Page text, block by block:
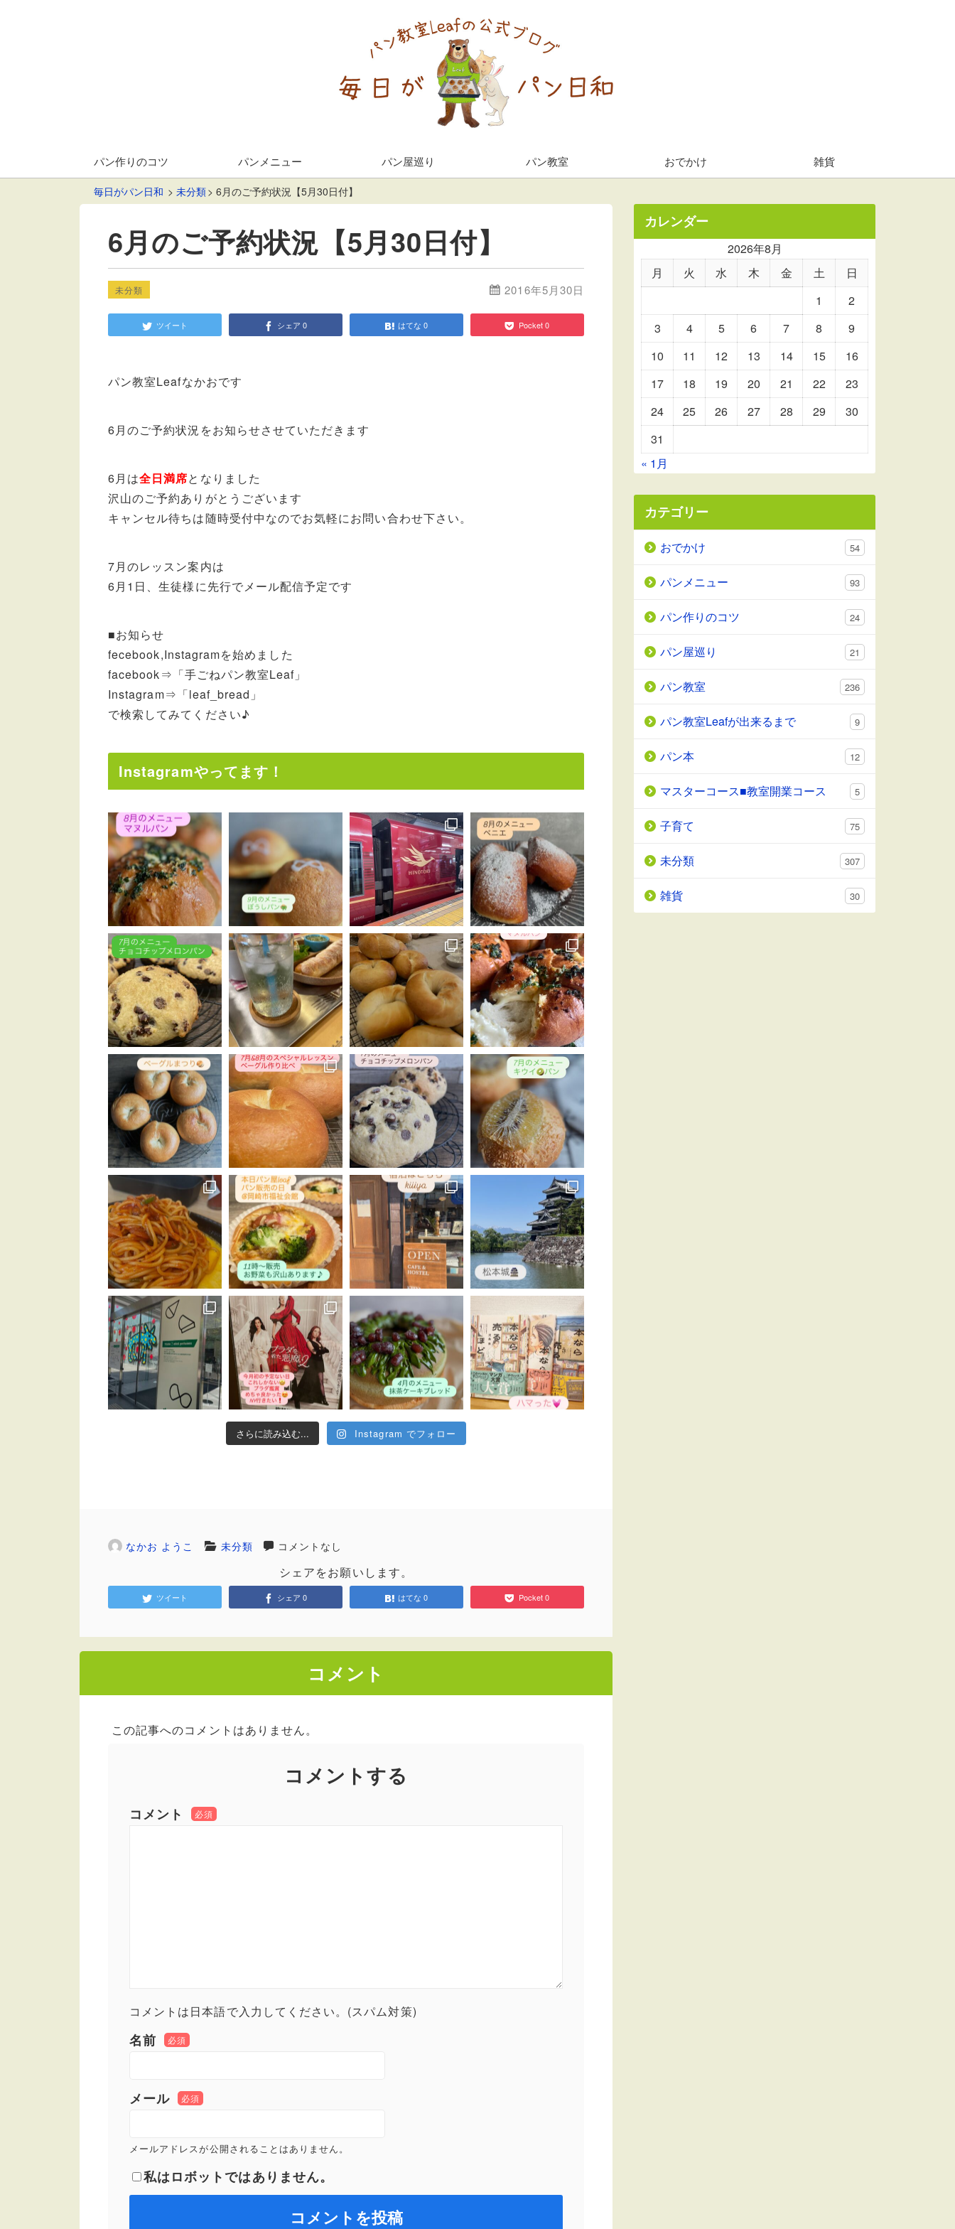
パン作りのコツ パンメニュー パン屋巡り パン教室 おでかけ 雑貨
毎日がパン日和 未分類 6月のご予約状況【5月30日付】
6月のご予約状況【5月30日付】
未分類 2016年5月30日
ツイート シェア 0 はてな 0 Pocket 0
パン教室Leafなかおです
6月のご予約状況をお知らせさせていただきます
6月は全日満席となりました
沢山のご予約ありがとうございます
キャンセル待ちは随時受付中なのでお気軽にお問い合わせ下さい。
7月のレッスン案内は
6月1日、生徒様に先行でメール配信予定です
■お知らせ
fecebook,Instagramを始めました
facebook⇒「手ごねパン教室Leaf」
Instagram⇒「leaf_bread」
で検索してみてください♪
Instagramやってます！
さらに読み込む... Instagram でフォロー
なかお ようこ 未分類 コメントなし
シェアをお願いします。
ツイート シェア 0 はてな 0 Pocket 0
コメント
この記事へのコメントはありません。
コメントする
コメント 必須
コメントは日本語で入力してください。(スパム対策)
名前 必須
メール 必須
メールアドレスが公開されることはありません。
私はロボットではありません。
カレンダー
2026年8月
月
火 水 木 金 土
日
1
2
3
4 5 6 7 8
9
10
11 12 13 14 15
16
17
18 19 20 21 22
23
24
25 26 27 28 29
30
31
« 1月
カテゴリー
おでかけ 54
パンメニュー 93
パン作りのコツ 24
パン屋巡り 21
パン教室 236
パン教室Leafが出来るまで 9
パン本 12
マスターコース■教室開業コース 5
子育て 75
未分類 307
雑貨 30